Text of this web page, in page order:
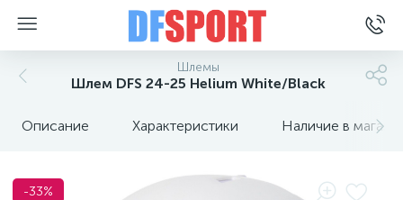
Шлемы
Шлем DFS 24-25 Helium White/Black
Описание Характеристики Наличие в
-33%